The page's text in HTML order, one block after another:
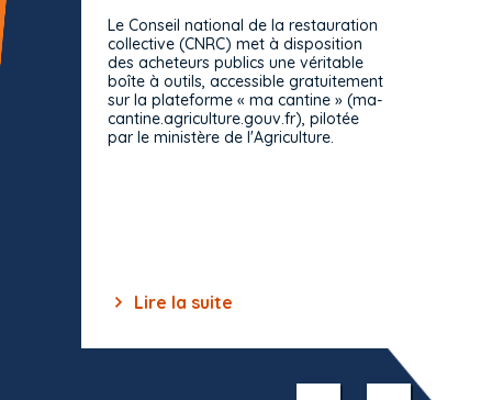
Le Conseil national de la restauration
collective (CNRC) met à disposition
des acheteurs publics une véritable
boîte à outils, accessible gratuitement
sur la plateforme « ma cantine » (ma-
cantine.agriculture.gouv.fr), pilotée
par le ministère de l'Agriculture.
Lire la suite